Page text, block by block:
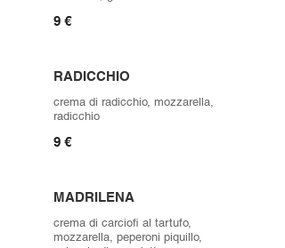
9 €
RADICCHIO
crema di radicchio, mozzarella,
radicchio
9 €
MADRILENA
crema di carciofi al tartufo,
mozzarella, peperoni piquillo,